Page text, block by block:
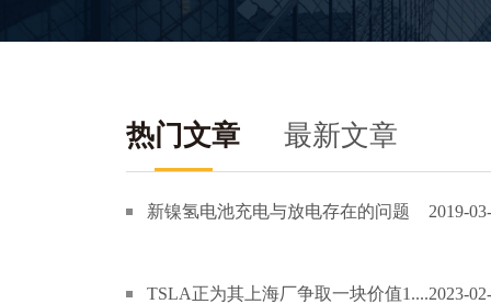
热门文章 最新文章
新镍氢电池充电与放电存在的问题 2019-
TSLA正为其上海厂争取一块价值1....2023-